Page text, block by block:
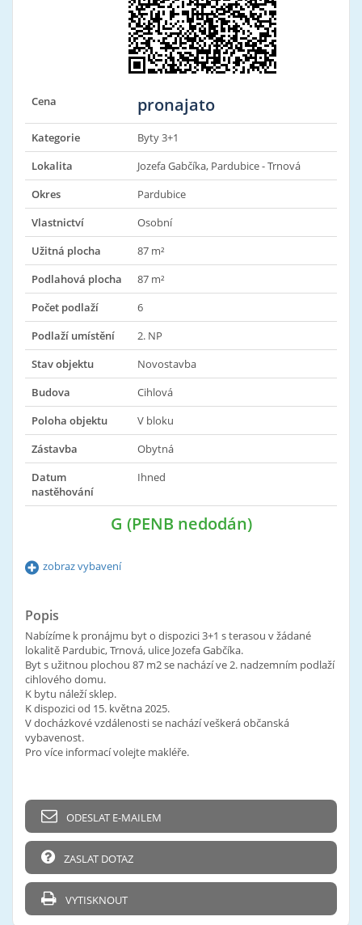
Cena pronajato
Kategorie
Byty 3+1
Lokalita
Jozefa Gabčíka, Pardubice - Trnová
Okres
Pardubice
Vlastnictví
Osobní
Užitná plocha
87 m²
Podlahová plocha
87 m²
Počet podlaží
6
Podlaží umístění
2. NP
Stav objektu
Novostavba
Budova
Cihlová
Poloha objektu
V bloku
Zástavba
Obytná
Datum
nastěhování
Ihned
G (PENB nedodán)
zobraz vybavení
Popis
Nabízíme k pronájmu byt o dispozici 3+1 s terasou v žádané
lokalitě Pardubic, Trnová, ulice Jozefa Gabčíka.
Byt s užitnou plochou 87 m2 se nachází ve 2. nadzemním podlaží
cihlového domu.
K bytu náleží sklep.
K dispozici od 15. května 2025.
V docházkové vzdálenosti se nachází veškerá občanská
vybavenost.
Pro více informací volejte makléře.
ODESLAT E-MAILEM
ZASLAT DOTAZ
VYTISKNOUT